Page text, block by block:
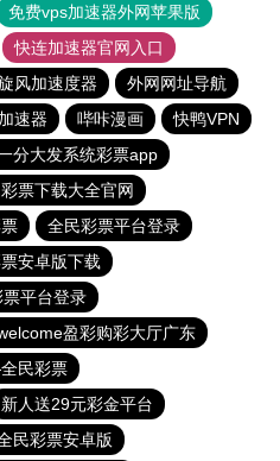
免费vps加速器外网苹果版
快连加速器官网入口
风加速度器
外网网址导航
速器 哔咔漫画
快鸭VPN
分大发系统彩票app
票下载大全官网
全民彩票平台登录
安卓版下载
平台登录
盈彩购彩大厅广东
民彩票
新人送29元彩金平台
民彩票安卓版